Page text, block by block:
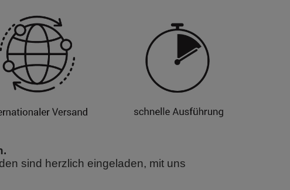
sind herzlich eingeladen, mit uns